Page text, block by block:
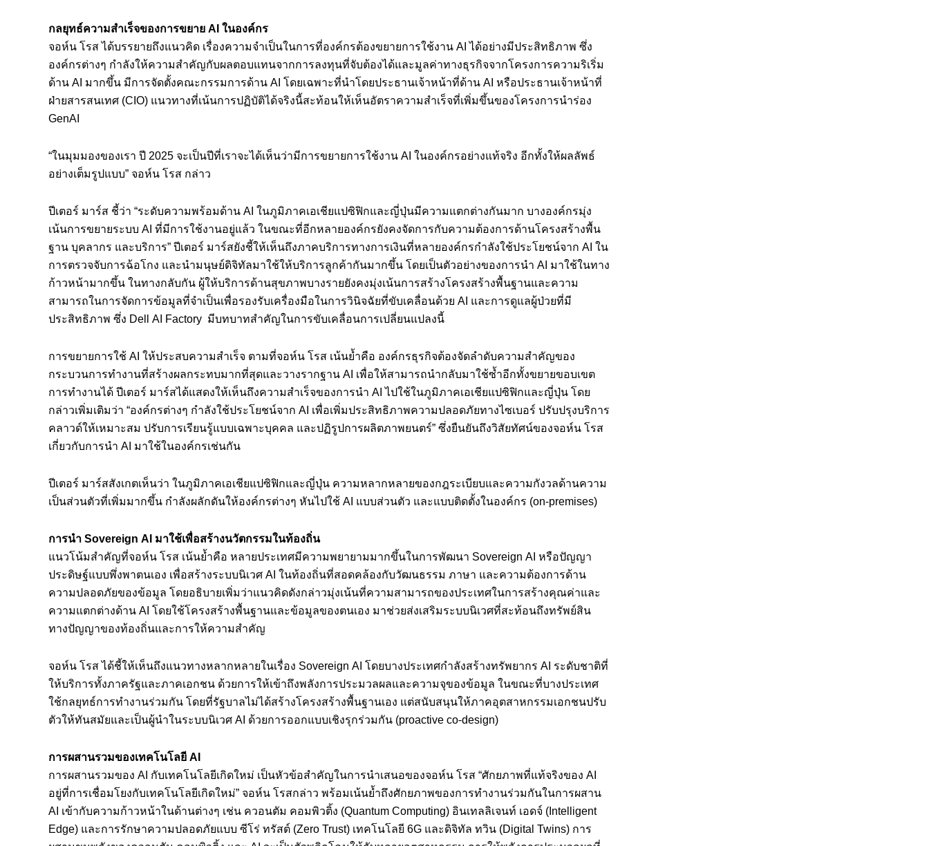
กลยุทธ์ความสำเร็จของการขยายAIในองค์กร
จอห์น โรส ได้บรรยายถึงแนวคิด เรื่องความจำเป็นในการที่องค์กรต้องขยายการใช้งาน AI ได้อย่างมีประสิทธิภาพ ซึ่ง
องค์กรต่างๆ กำลังให้ความสำคัญกับผลตอบแทนจากการลงทุนที่จับต้องได้และมูลค่าทางธุรกิจจากโครงการความริเริ่ม
ด้าน AI มากขึ้น มีการจัดตั้งคณะกรรมการด้าน AI โดยเฉพาะที่นำโดยประธานเจ้าหน้าที่ด้าน AI หรือประธานเจ้าหน้าที่
ฝ่ายสารสนเทศ (CIO) แนวทางที่เน้นการปฏิบัติได้จริงนี้สะท้อนให้เห็นอัตราความสำเร็จที่เพิ่มขึ้นของโครงการนำร่อง
GenAI
“ในมุมมองของเรา ปี 2025 จะเป็นปีที่เราจะได้เห็นว่ามีการขยายการใช้งาน AI ในองค์กรอย่างแท้จริง อีกทั้งให้ผลลัพธ์
อย่างเต็มรูปแบบ” จอห์น โรส กล่าว
ปีเตอร์ มาร์ส ชี้ว่า “ระดับความพร้อมด้าน AI ในภูมิภาคเอเชียแปซิฟิกและญี่ปุ่นมีความแตกต่างกันมาก บางองค์กรมุ่ง
เน้นการขยายระบบ AI ที่มีการใช้งานอยู่แล้ว ในขณะที่อีกหลายองค์กรยังคงจัดการกับความต้องการด้านโครงสร้างพื้น
ฐาน บุคลากร และบริการ” ปีเตอร์ มาร์สยังชี้ให้เห็นถึงภาคบริการทางการเงินที่หลายองค์กรกำลังใช้ประโยชน์จาก AI ใน
การตรวจจับการฉ้อโกง และนำมนุษย์ดิจิทัลมาใช้ให้บริการลูกค้ากันมากขึ้น โดยเป็นตัวอย่างของการนำ AI มาใช้ในทาง
ก้าวหน้ามากขึ้น ในทางกลับกัน ผู้ให้บริการด้านสุขภาพบางรายยังคงมุ่งเน้นการสร้างโครงสร้างพื้นฐานและความ
สามารถในการจัดการข้อมูลที่จำเป็นเพื่อรองรับเครื่องมือในการวินิจฉัยที่ขับเคลื่อนด้วย AI และการดูแลผู้ป่วยที่มี
ประสิทธิภาพ ซึ่ง Dell AI Factory มีบทบาทสำคัญในการขับเคลื่อนการเปลี่ยนแปลงนี้
การขยายการใช้ AI ให้ประสบความสำเร็จ ตามที่จอห์น โรส เน้นย้ำคือ องค์กรธุรกิจต้องจัดลำดับความสำคัญของ
กระบวนการทำงานที่สร้างผลกระทบมากที่สุดและวางรากฐาน AI เพื่อให้สามารถนำกลับมาใช้ซ้ำอีกทั้งขยายขอบเขต
การทำงานได้ ปีเตอร์ มาร์สได้แสดงให้เห็นถึงความสำเร็จของการนำ AI ไปใช้ในภูมิภาคเอเชียแปซิฟิกและญี่ปุ่น โดย
กล่าวเพิ่มเติมว่า “องค์กรต่างๆ กำลังใช้ประโยชน์จาก AI เพื่อเพิ่มประสิทธิภาพความปลอดภัยทางไซเบอร์ ปรับปรุงบริการ
คลาวด์ให้เหมาะสม ปรับการเรียนรู้แบบเฉพาะบุคคล และปฏิรูปการผลิตภาพยนตร์” ซึ่งยืนยันถึงวิสัยทัศน์ของจอห์น โรส
เกี่ยวกับการนำ AI มาใช้ในองค์กรเช่นกัน
ปีเตอร์ มาร์สสังเกตเห็นว่า ในภูมิภาคเอเชียแปซิฟิกและญี่ปุ่น ความหลากหลายของกฎระเบียบและความกังวลด้านความ
เป็นส่วนตัวที่เพิ่มมากขึ้น กำลังผลักดันให้องค์กรต่างๆ หันไปใช้ AI แบบส่วนตัว และแบบติดตั้งในองค์กร (on-premises)
การนำSovereign AI มาใช้เพื่อสร้างนวัตกรรมในท้องถิ่น
แนวโน้มสำคัญที่จอห์น โรส เน้นย้ำคือ หลายประเทศมีความพยายามมากขึ้นในการพัฒนา Sovereign AI หรือปัญญา
ประดิษฐ์แบบพึ่งพาตนเอง เพื่อสร้างระบบนิเวศ AI ในท้องถิ่นที่สอดคล้องกับวัฒนธรรม ภาษา และความต้องการด้าน
ความปลอดภัยของข้อมูล โดยอธิบายเพิ่มว่าแนวคิดดังกล่าวมุ่งเน้นที่ความสามารถของประเทศในการสร้างคุณค่าและ
ความแตกต่างด้าน AI โดยใช้โครงสร้างพื้นฐานและข้อมูลของตนเอง มาช่วยส่งเสริมระบบนิเวศที่สะท้อนถึงทรัพย์สิน
ทางปัญญาของท้องถิ่นและการให้ความสำคัญ
จอห์น โรส ได้ชี้ให้เห็นถึงแนวทางหลากหลายในเรื่อง Sovereign AI โดยบางประเทศกำลังสร้างทรัพยากร AI ระดับชาติที่
ให้บริการทั้งภาครัฐและภาคเอกชน ด้วยการให้เข้าถึงพลังการประมวลผลและความจุของข้อมูล ในขณะที่บางประเทศ
ใช้กลยุทธ์การทำงานร่วมกัน โดยที่รัฐบาลไม่ได้สร้างโครงสร้างพื้นฐานเอง แต่สนับสนุนให้ภาคอุตสาหกรรมเอกชนปรับ
ตัวให้ทันสมัยและเป็นผู้นำในระบบนิเวศ AI ด้วยการออกแบบเชิงรุกร่วมกัน (proactive co-design)
การผสานรวมของเทคโนโลยีAI
การผสานรวมของ AI กับเทคโนโลยีเกิดใหม่ เป็นหัวข้อสำคัญในการนำเสนอของจอห์น โรส “ศักยภาพที่แท้จริงของ AI
อยู่ที่การเชื่อมโยงกับเทคโนโลยีเกิดใหม่” จอห์น โรสกล่าว พร้อมเน้นย้ำถึงศักยภาพของการทำงานร่วมกันในการผสาน
AI เข้ากับความก้าวหน้าในด้านต่างๆ เช่น ควอนตัม คอมพิวติ้ง (Quantum Computing) อินเทลลิเจนท์ เอดจ์ (Intelligent
Edge) และการรักษาความปลอดภัยแบบ ซีโร่ ทรัสต์ (Zero Trust) เทคโนโลยี 6G และดิจิทัล ทวิน (Digital Twins) การ